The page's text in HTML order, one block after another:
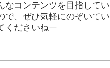
なコンテンツを目指してい
で、ぜひ気軽にのぞいてい
くださいねー